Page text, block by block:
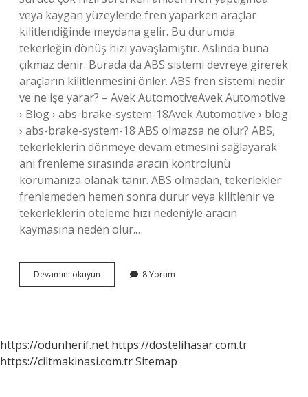
veya kaygan yüzeylerde fren yaparken araçlar
kilitlendiğinde meydana gelir. Bu durumda
tekerleğin dönüş hızı yavaşlamıştır. Aslında buna
çıkmaz denir. Burada da ABS sistemi devreye girerek
araçların kilitlenmesini önler. ABS fren sistemi nedir
ve ne işe yarar? – Avek AutomotiveAvek Automotive
› Blog › abs-brake-system-18Avek Automotive › blog
› abs-brake-system-18 ABS olmazsa ne olur? ABS,
tekerleklerin dönmeye devam etmesini sağlayarak
ani frenleme sırasında aracın kontrolünü
korumanıza olanak tanır. ABS olmadan, tekerlekler
frenlemeden hemen sonra durur veya kilitlenir ve
tekerleklerin öteleme hızı nedeniyle aracın
kaymasına neden olur.…
Devamını okuyun
Avantajı
8 Yorum
https://odunherif.net https://dostelihasar.com.tr
https://ciltmakinasi.com.trSitemap